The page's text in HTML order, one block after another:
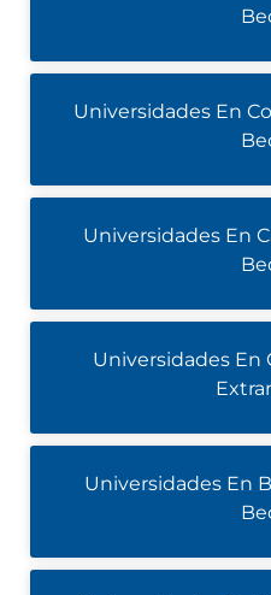
Universidades En
Universidades En
Universidades En
Universidades En